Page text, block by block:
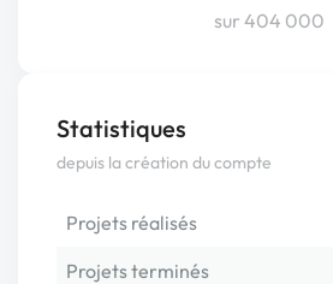
sur 404 000
Statistiques
depuis la création du compte
Projets réalisés
Projets terminés